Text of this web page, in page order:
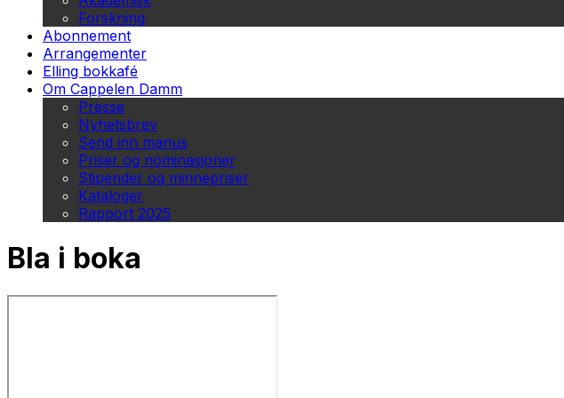
Forskning
Abonnement
Arrangementer
Elling bokkafé
Om Cappelen Damm
Presse
Nyhetsbrev
Send inn manus
Priser og nominasjoner
Stipender og minnepriser
Kataloger
Rapport 2025
Bla i boka